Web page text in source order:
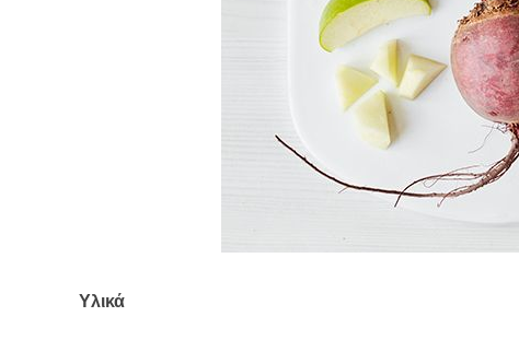
Υλικά